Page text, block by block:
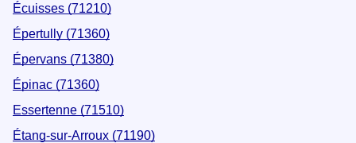
Écuisses (71210)
Épertully (71360)
Épervans (71380)
Épinac (71360)
Essertenne (71510)
Étang-sur-Arroux (71190)